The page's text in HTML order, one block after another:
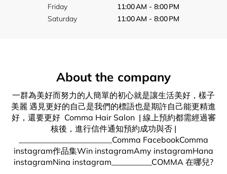
Friday
11:00 AM - 8:00 PM
Saturday
11:00 AM - 8:00 PM
About the company
一群為美好而努力的人簡單的初心就是讓生活美好，樣子
美麗 遇見更好的自己是我們的標語也是期許自己能更精進
好，還要更好 Comma Hair Salon | 線上預約都需經過審
核後，進行信件通知預約成功與否 |
_______________________Comma FacebookComma
instagram作品集Win instagramAmy instagramHana
instagramNina instagram__________COMMA 在哪兒?